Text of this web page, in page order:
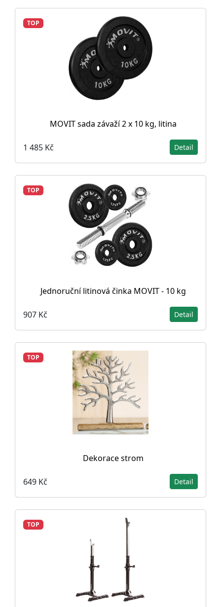
TOP
MOVIT sada závaží 2 x 10 kg, litina
1 485 Kč Detail
TOP
Jednoruční litinová činka MOVIT - 10 kg
907 Kč Detail
TOP
Dekorace strom
649 Kč Detail
TOP